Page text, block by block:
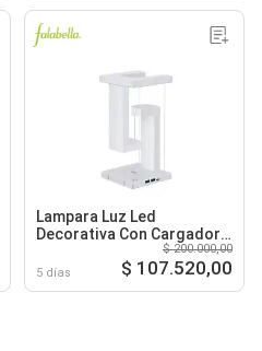
Lampara Luz Led
Decorativa Con Cargador
Inalámbrico 2238 TM
5 días
$ 200.000,00
$ 107.520,00